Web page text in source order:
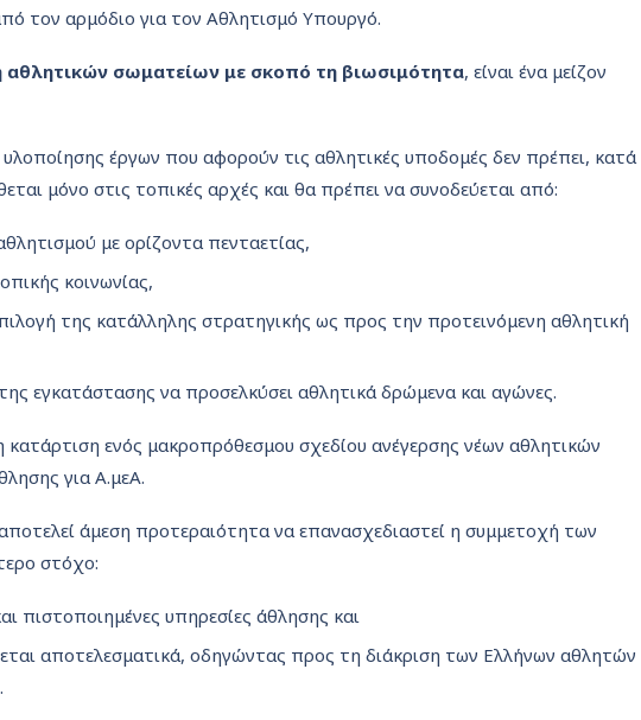
τον αρμόδιο για τον Αθλητισμό Υπουργό.
σωματείων με σκοπό τη βιωσιμότητα, είναι ένα μείζον
έργων που αφορούν τις αθλητικές υποδομές δεν πρέπει, κατά
μόνο στις τοπικές αρχές και θα πρέπει να συνοδεύεται από:
με ορίζοντα πενταετίας,
κοινωνίας,
της κατάλληλης στρατηγικής ως προς την προτεινόμενη αθλητική
εγκατάστασης να προσελκύσει αθλητικά δρώμενα και αγώνες.
κατάρτιση ενός μακροπρόθεσμου σχεδίου ανέγερσης νέων αθλητικών
για Α.μεΑ.
άμεση προτεραιότητα να επανασχεδιαστεί η συμμετοχή των
στόχο:
πιστοποιημένες υπηρεσίες άθλησης και
αποτελεσματικά, οδηγώντας προς τη διάκριση των Ελλήνων αθλητών